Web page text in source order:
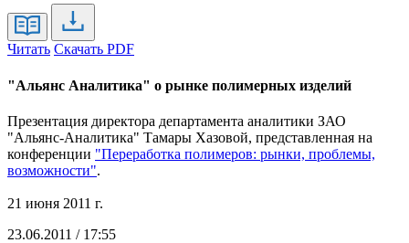
Читать Скачать PDF
"Альянс Аналитика" о рынке полимерных изделий
Презентация директора департамента аналитики ЗАО
"Альянс-Аналитика" Тамары Хазовой, представленная на
конференции "Переработка полимеров: рынки, проблемы,
возможности".
21 июня 2011 г.
23.06.2011 / 17:55